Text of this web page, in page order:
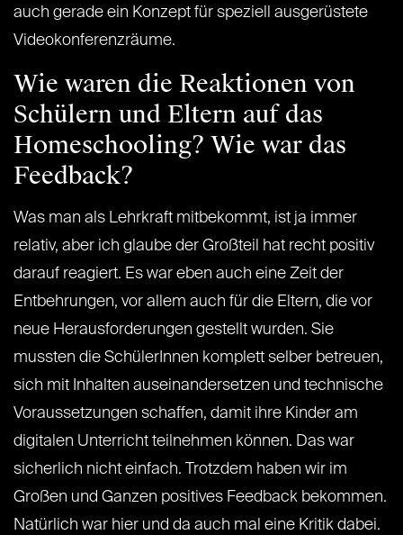
auch gerade ein Konzept für speziell ausgerüstete
Videokonferenzräume.
Wie waren die Reaktionen von
Schülern und Eltern auf das
Homeschooling? Wie war das
Feedback?
Was man als Lehrkraft mitbekommt, ist ja immer
relativ, aber ich glaube der Großteil hat recht positiv
darauf reagiert. Es war eben auch eine Zeit der
Entbehrungen, vor allem auch für die Eltern, die vor
neue Herausforderungen gestellt wurden. Sie
mussten die SchülerInnen komplett selber betreuen,
sich mit Inhalten auseinandersetzen und technische
Voraussetzungen schaffen, damit ihre Kinder am
digitalen Unterricht teilnehmen können. Das war
sicherlich nicht einfach. Trotzdem haben wir im
Großen und Ganzen positives Feedback bekommen.
Natürlich war hier und da auch mal eine Kritik dabei.